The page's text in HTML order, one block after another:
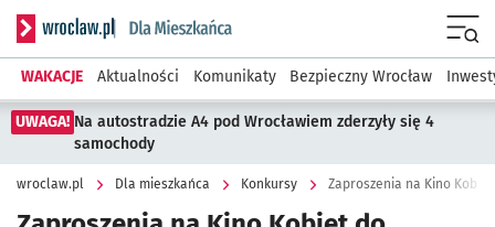
Serwis informacyjny wroclaw.pl podserwis: Dla mieszkańca
WAKACJE Aktualności Komunikaty Bezpieczny Wrocław
UWAGA! Na autostradzie A4 pod Wrocławiem zderzyły się 4
samochody
wroclaw.pl Dla mieszkańca Konkursy Zaproszenia na Kino Kobiet